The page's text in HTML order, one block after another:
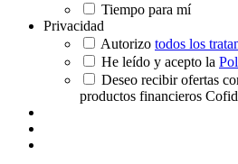
Tiempo para mí
Privacidad
Autorizo todos los
He leído y acepto la
Deseo recibir ofertas
productos financieros